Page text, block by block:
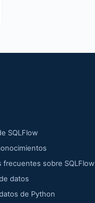
SQLFlow
frecuentes sobre SQLFlow
datos
de Python